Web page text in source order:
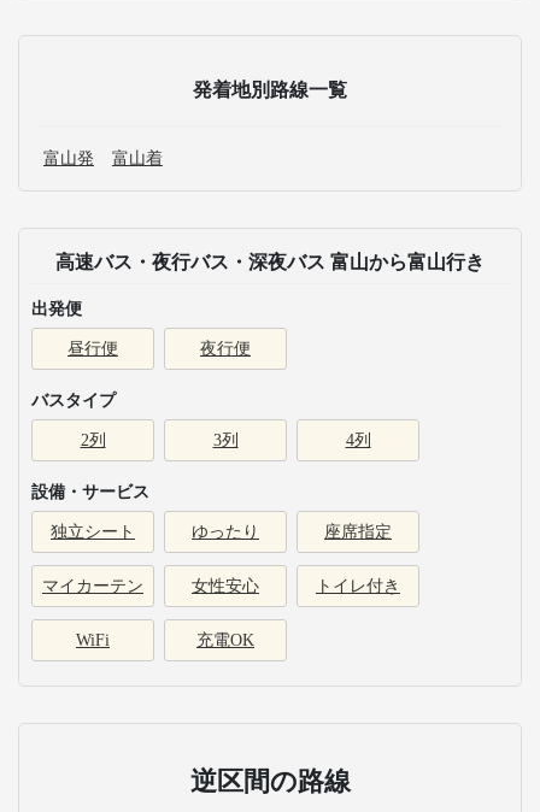
発着地別路線一覧
富山発 富山着
高速バス・夜行バス・深夜バス 富山から富山行き
出発便
昼行便 夜行便
バスタイプ
2列 3列 4列
設備・サービス
独立シート ゆったり 座席指定
マイカーテン 女性安心 トイレ付き
WiFi 充電OK
逆区間の路線